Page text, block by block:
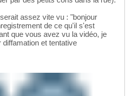
assez vite vu : "bonjour
de ce qu'il s'est
que vous avez vu la vidéo, je
et tentative